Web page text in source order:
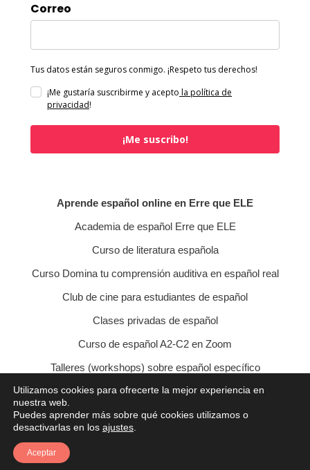
Correo
Tus datos están seguros conmigo. ¡Respeto tus derechos!
¡Me gustaría suscribirme y acepto la política de
privacidad!
¡Me suscribo!
Aprende español online en Erre que ELE
Academia de español Erre que ELE
Curso de literatura española
Curso Domina tu comprensión auditiva en español real
Club de cine para estudiantes de español
Clases privadas de español
Curso de español A2-C2 en Zoom
Talleres (workshops) sobre español específico
Curso de conversación veraniego
Política de privacidad
Política de cookies
Condiciones de contratación
Utilizamos cookies para ofrecerte la mejor experiencia en
nuestra web.
Puedes aprender más sobre qué cookies utilizamos o
desactivarlas en los ajustes
Aceptar